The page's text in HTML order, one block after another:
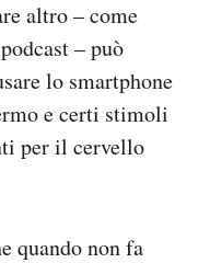
altro – come
– può
lo smartphone
e certi stimoli
per il cervello
quando non fa